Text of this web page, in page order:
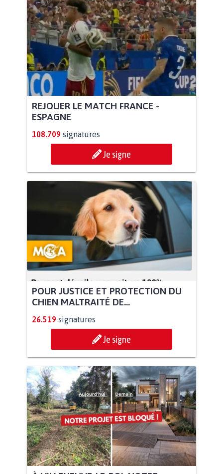
REJOUER LE MATCH FRANCE -
ESPAGNE
108.709 signatures
Je signe
POUR JUSTICE ET PROTECTION DU
CHIEN MALTRAITÉ DE...
26.519 signatures
Je signe